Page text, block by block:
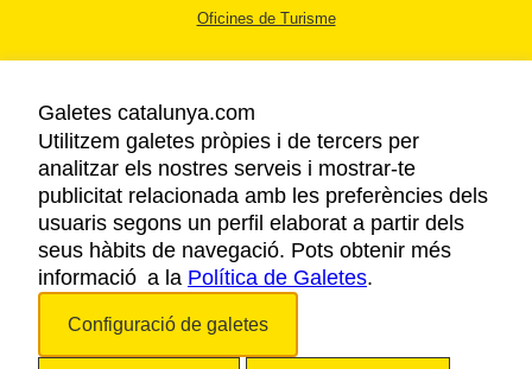
Oficines de Turisme
AVÍS LEGAL
POLÍTICA DE PRIVACITAT
COOKIES
ACCESSIBILITAT
Galetes catalunya.com
Utilitzem galetes pròpies i de tercers per
analitzar els nostres serveis i mostrar-te
publicitat relacionada amb les preferències dels
usuaris segons un perfil elaborat a partir dels
seus hàbits de navegació. Pots obtenir més
informació a la Política de Galetes.
Configuració de galetes